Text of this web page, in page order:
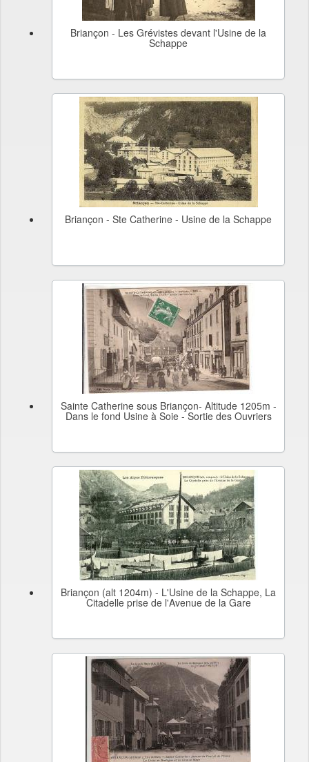
Briançon - Les Grévistes devant l'Usine de la
Schappe
Briançon - Ste Catherine - Usine de la Schappe
Sainte Catherine sous Briançon- Altitude 1205m -
Dans le fond Usine à Soie - Sortie des Ouvriers
Briançon (alt 1204m) - L'Usine de la Schappe, La
Citadelle prise de l'Avenue de la Gare